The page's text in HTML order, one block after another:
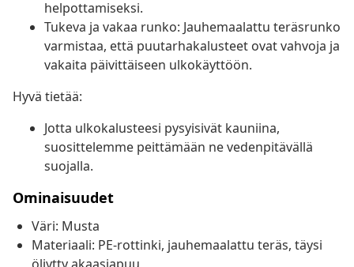
helpottamiseksi.
Tukeva ja vakaa runko: Jauhemaalattu teräsrunko
varmistaa, että puutarhakalusteet ovat vahvoja ja
vakaita päivittäiseen ulkokäyttöön.
Hyvä tietää:
Jotta ulkokalusteesi pysyisivät kauniina,
suosittelemme peittämään ne vedenpitävällä
suojalla.
Ominaisuudet
Väri: Musta
Materiaali: PE-rottinki, jauhemaalattu teräs, täysi